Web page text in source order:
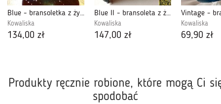
Blue - bransoletka z żywicy
Kowaliska
134,00 zł
Blue II - bransoleta z żywicy i rzemieni
Kowaliska
147,00 zł
Kowaliska
69,90 zł
Produkty ręcznie robione, które mogą Ci
spodobać